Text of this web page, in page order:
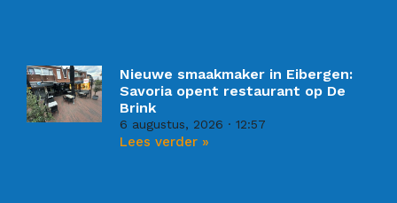
Nieuwe smaakmaker in Eibergen:
Savoria opent restaurant op De
Brink
6 augustus, 2026 12:57
Lees verder »